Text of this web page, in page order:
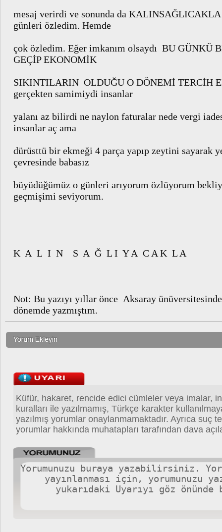
mesaj verirdi ve sonunda da
günleri özledim. Hemde
çok özledim. Eğer imkanım olsaydı BU
GEÇİP EKONOMİK
SIKINTILARIN OLDUĞU O DÖNEMİ TERCİH
gerçekten samimiydi insanlar
yalanı az bilirdi ne naylon faturalar nede vergi
insanlar aç ama
dürüsttü bir ekmeği 4 parça yapıp zeytini sayarak
çevresinde babasız
büyüdüğümüz o günleri arıyorum özlüyorum
geçmişimi seviyorum.
K A L I N S A Ğ L I Y A C A K L A
Not: Bu yazıyı yıllar önce Aksaray
dönemde yazmıştım.
Küfür, hakaret, rencide edici cümleler veya imalar,
kuralları ile yazılmamış, Türkçe karakter
yazılmış yorumlar onaylanmamaktadır. Ayrıca suç
yorumlar hakkında muhatapları tarafından dava